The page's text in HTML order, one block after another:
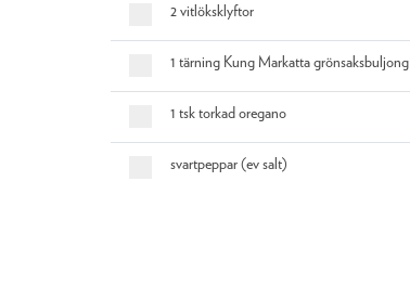
2 vitlöksklyftor
1 tärning Kung Markatta grönsaksbuljong
1 tsk torkad oregano
svartpeppar (ev salt)